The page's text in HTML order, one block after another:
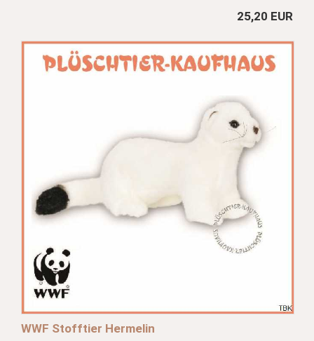
25,20 EUR
WWF Stofftier Hermelin